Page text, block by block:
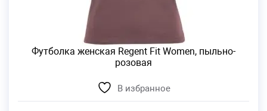
Футболка женская Regent Fit Women, пыльно-
розовая
В избранное